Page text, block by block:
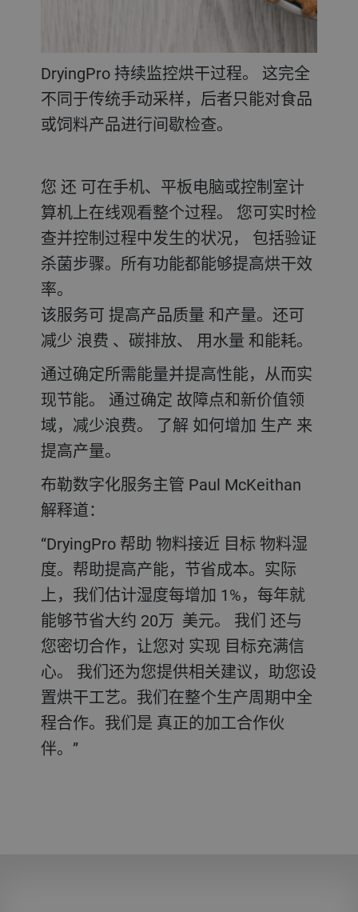
DryingPro 持续监控烘干过程。 这完全
不同于传统手动采样，后者只能对食品
或饲料产品进行间歇检查。
您 还 可在手机、平板电脑或控制室计
算机上在线观看整个过程。 您可实时检
查并控制过程中发生的状况， 包括验证
杀菌步骤。所有功能都能够提高烘干效
率。
该服务可 提高产品质量 和产量。还可
减少 浪费 、碳排放、 用水量 和能耗。
通过确定所需能量并提高性能，从而实
现节能。 通过确定 故障点和新价值领
域，减少浪费。 了解 如何增加 生产 来
提高产量。
布勒数字化服务主管 Paul McKeithan
解释道：
“DryingPro 帮助 物料接近 目标 物料湿
度。帮助提高产能，节省成本。实际
上，我们估计湿度每增加 1%，每年就
能够节省大约 20万 美元。 我们 还与
您密切合作，让您对 实现 目标充满信
心。 我们还为您提供相关建议，助您设
置烘干工艺。我们在整个生产周期中全
程合作。我们是 真正的加工合作伙
伴。”